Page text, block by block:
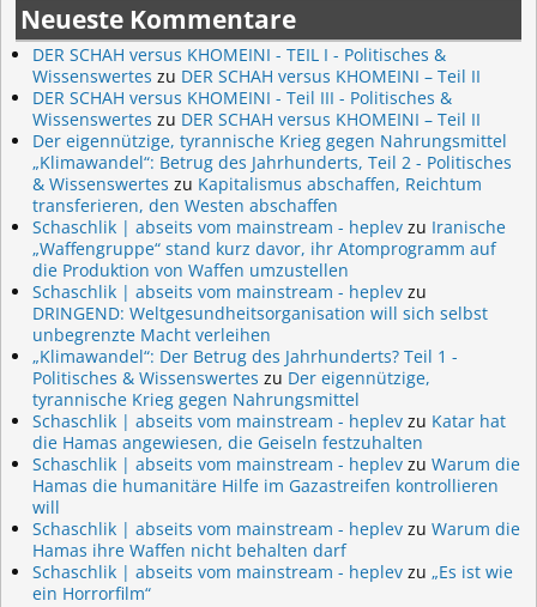
Neueste Kommentare
DER SCHAH versus KHOMEINI - TEIL I - Politisches &
Wissenswertes zu DER SCHAH versus KHOMEINI – Teil II
DER SCHAH versus KHOMEINI - Teil III - Politisches &
Wissenswertes zu DER SCHAH versus KHOMEINI – Teil II
Der eigennützige, tyrannische Krieg gegen Nahrungsmittel
„Klimawandel“: Betrug des Jahrhunderts, Teil 2 - Politisches
& Wissenswertes zu Kapitalismus abschaffen, Reichtum
transferieren, den Westen abschaffen
Schaschlik | abseits vom mainstream - heplev zu Iranische
„Waffengruppe“ stand kurz davor, ihr Atomprogramm auf
die Produktion von Waffen umzustellen
Schaschlik | abseits vom mainstream - heplev zu
DRINGEND: Weltgesundheitsorganisation will sich selbst
unbegrenzte Macht verleihen
„Klimawandel“: Der Betrug des Jahrhunderts? Teil 1 -
Politisches & Wissenswertes zu Der eigennützige,
tyrannische Krieg gegen Nahrungsmittel
Schaschlik | abseits vom mainstream - heplev zu Katar hat
die Hamas angewiesen, die Geiseln festzuhalten
Schaschlik | abseits vom mainstream - heplev zu Warum die
Hamas die humanitäre Hilfe im Gazastreifen kontrollieren
will
Schaschlik | abseits vom mainstream - heplev zu Warum die
Hamas ihre Waffen nicht behalten darf
Schaschlik | abseits vom mainstream - heplev zu „Es ist wie
ein Horrorfilm“